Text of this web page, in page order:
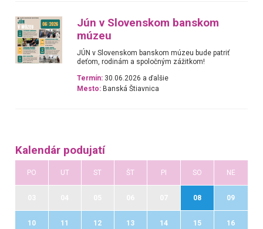
Jún v Slovenskom banskom
múzeu
JÚN v Slovenskom banskom múzeu bude patriť
deťom, rodinám a spoločným zážitkom!
Termín: 30.06.2026 a ďalšie
Mesto: Banská Štiavnica
Kalendár podujatí
PO UT ST ŠT PI SO NE
08 09
10 11 12 13 14 15 16